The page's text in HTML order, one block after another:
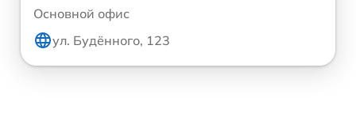
Основной офис
ул. Будённого, 123